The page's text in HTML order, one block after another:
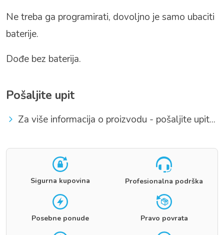
Ne treba ga programirati, dovoljno je samo ubaciti
baterije.
Dođe bez baterija.
Pošaljite upit
Za više informacija o proizvodu - pošaljite upit...
Sigurna kupovina Profesionalna podrška
Posebne ponude Pravo povrata